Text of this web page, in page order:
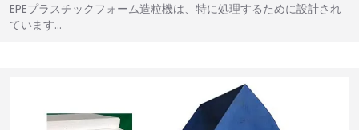
EPEプラスチックフォーム造粒機は、特に処理するために設計され
ています…